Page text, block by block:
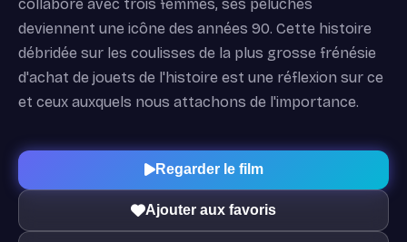
collabore avec trois femmes, ses peluches
deviennent une icône des années 90. Cette histoire
débridée sur les coulisses de la plus grosse frénésie
d'achat de jouets de l'histoire est une réflexion sur ce
et ceux auxquels nous attachons de l'importance.
Regarder le film
Ajouter aux favoris